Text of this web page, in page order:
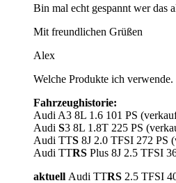
Bin mal echt gespannt wer das
Mit freundlichen Grüßen
Alex
Welche Produkte ich verwende.
Fahrzeughistorie:
Audi A3 8L 1.6 101 PS
Audi S3 8L 1.8T 225 PS
Audi TTS 8J 2.0 TFSI 272 PS
Audi TTRS Plus 8J 2.5 TFSI
aktuell Audi TTRS 2.5 TFSI